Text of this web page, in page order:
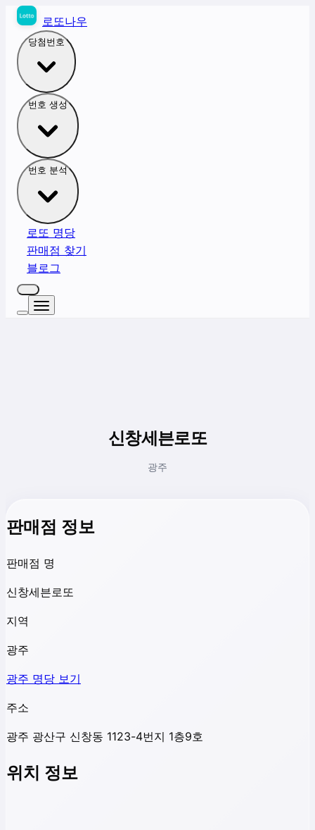
로또나우
당첨번호
번호 생성
번호 분석
로또 명당
판매점 찾기
블로그
신창세븐로또
광주
판매점 정보
판매점 명
신창세븐로또
지역
광주
광주 명당 보기
주소
광주 광산구 신창동 1123-4번지 1층9호
위치 정보